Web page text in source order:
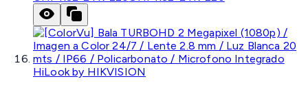
HiLook by HIKVISION